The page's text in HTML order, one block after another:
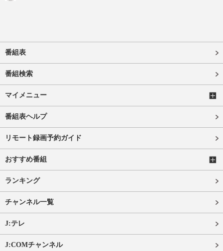
番組表
番組検索
マイメニュー
番組表ヘルプ
リモート録画予約ガイド
おすすめ番組
ランキング
チャンネル一覧
J:テレ
J:COMチャンネル